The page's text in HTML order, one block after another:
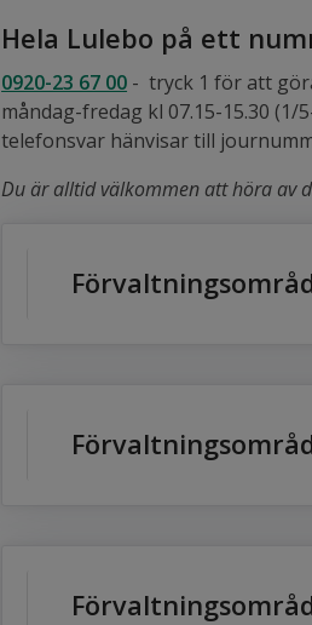
Hela Lulebo på ett
0920-23 67 00 - tryck 1 för att
måndag-fredag kl 07.15-15.30 (1/
telefonsvar hänvisar till
Du är alltid välkommen att höra av